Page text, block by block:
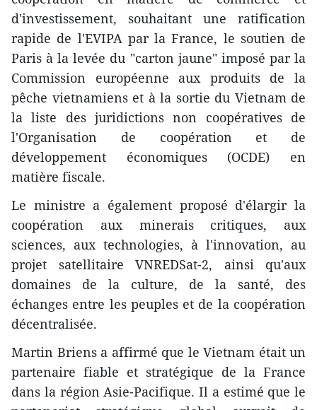
d'investissement, souhaitant une ratification
rapide de l'EVIPA par la France, le soutien de
Paris à la levée du "carton jaune" imposé par la
Commission européenne aux produits de la
pêche vietnamiens et à la sortie du Vietnam de
la liste des juridictions non coopératives de
l'Organisation de coopération et de
développement économiques (OCDE) en
matière fiscale.
Le ministre a également proposé d'élargir la
coopération aux minerais critiques, aux
sciences, aux technologies, à l'innovation, au
projet satellitaire VNREDSat-2, ainsi qu'aux
domaines de la culture, de la santé, des
échanges entre les peuples et de la coopération
décentralisée.
Martin Briens a affirmé que le Vietnam était un
partenaire fiable et stratégique de la France
dans la région Asie-Pacifique. Il a estimé que le